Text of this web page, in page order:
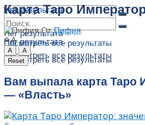
Нет результата
Посмотреть все результаты
Нет результата
Посмотреть все результаты
Нет результата
Посмотреть все результаты
Карта Таро
От Пифия
A A
A
A
Reset
Вам выпала карта Таро
— «Власть»